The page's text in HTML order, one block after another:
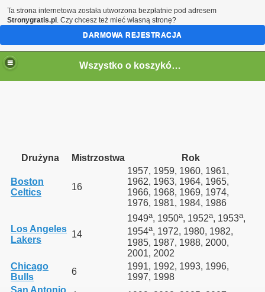
Wszystko o koszykówce
Drużyna Mistrzostwa Rok
Boston
Celtics
16
1957, 1959, 1960, 1961,
1962, 1963, 1964, 1965,
1966, 1968, 1969, 1974,
1976, 1981, 1984, 1986
Los Angeles
Lakers
14
1949a, 1950a, 1952a, 1953a,
1954a, 1972, 1980, 1982,
1985, 1987, 1988, 2000,
2001, 2002
Chicago
Bulls
6
1991, 1992, 1993, 1996,
1997, 1998
San Antonio
Ta strona internetowa została utworzona bezpłatnie pod adresem
Stronygratis.pl . Czy chcesz też mieć własną stronę?
DARMOWA REJESTRACJA